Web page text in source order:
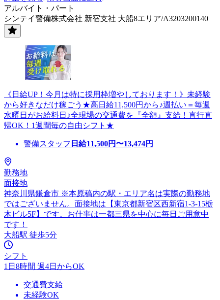
アルバイト・パート
シンテイ警備株式会社 新宿支社 大船8エリア/A3203200140
《日給UP！今月は特に採用枠増やしております！》未経験
から好きなだけ稼ごう★高日給11,500円から♪週払い＝毎週
水曜日がお給料日♪全現場の交通費を『全額』支給！直行直
帰OK！1週間毎の自由シフト★
警備スタッフ 日給11,500円〜13,474円
勤務地
面接地
神奈川県鎌倉市 ※本原稿内の駅・エリア名は実際の勤務地
ではございません。面接地は【東京都新宿区西新宿1-3-15栃
木ビル5F】です。お仕事は一都三県を中心に毎日ご用意中
です！
大船駅 徒歩5分
シフト
1日8時間 週4日からOK
交通費支給
未経験OK